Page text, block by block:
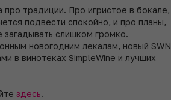
про традиции. Про игристое в бокале,
подвести спокойно, и про планы,
слишком громко.
новогодним лекалам, новый SWN
в винотеках SimpleWine и лучших
здесь.